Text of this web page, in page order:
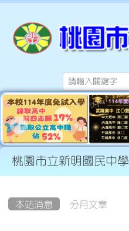
桃園市立新明國民中學
本站消息 分月文章